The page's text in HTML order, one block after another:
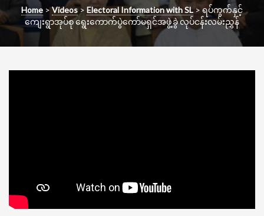
i
Home >Videos> Electoral Information with SL> ရပ်ကွက်နှင့်
ကျေးရွာအုပ်စု ရွေးကောက်ပွဲကော်မရှင်အဖွဲ့ခွဲ လုပ်ငန်းလမ်းညွှန်